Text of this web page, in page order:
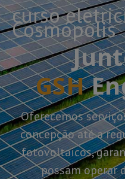
curso
Cosmópolis
GSH
Oferecemos
concepção até a
fotovoltaicos,
possam operar